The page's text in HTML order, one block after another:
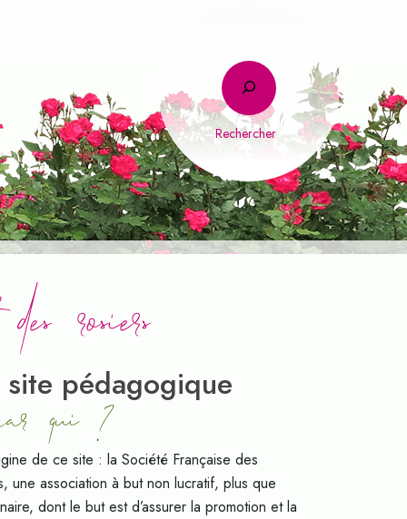
Rechercher
site pédagogique
7
de ce site : la Société Française des
une association à but non lucratif, plus que
dont le but est d’assurer la promotion et la